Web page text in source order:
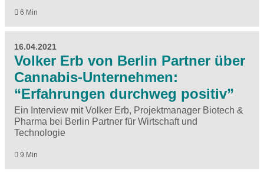
6 Min
16.04.2021
Volker Erb von Berlin Partner über
Cannabis-Unternehmen:
“Erfahrungen durchweg positiv”
Ein Interview mit Volker Erb, Projektmanager Biotech &
Pharma bei Berlin Partner für Wirtschaft und
Technologie
9 Min